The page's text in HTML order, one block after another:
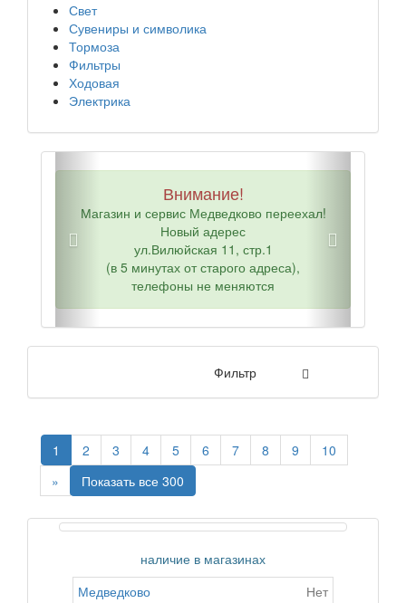
Свет
Сувениры и символика
Тормоза
Фильтры
Ходовая
Электрика
Внимание!
Магазин и сервис Медведково переехал!
Новый адерес
ул.Вилюйская 11, стр.1
(в 5 минутах от старого адреса),
телефоны не меняются
Фильтр
1 2 3 4 5 6 7 8 9
10
»
Показать все 300
наличие в магазинах
Медведково
Нет